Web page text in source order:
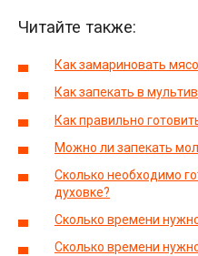
Читайте также:
Как замариновать
Как запекать в
Как правильно
Можно ли запекать
Сколько необходимо
духовке?
Сколько времени
Сколько времени